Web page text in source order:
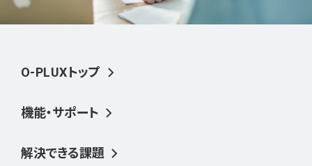
O-PLUXトップ
機能・サポート
解決できる課題